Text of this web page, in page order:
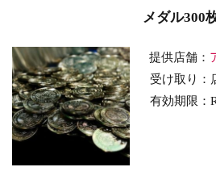
メダル300
提供店舗：
受け取り：
有効期限：